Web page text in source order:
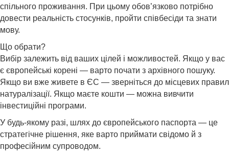
спільного проживання. При цьому обов’язково потрібно
довести реальність стосунків, пройти співбесіди та знати
мову.
Що обрати?
Вибір залежить від ваших цілей і можливостей. Якщо у вас
є європейські корені — варто почати з архівного пошуку.
Якщо ви вже живете в ЄС — зверніться до місцевих правил
натуралізації. Якщо маєте кошти — можна вивчити
інвестиційні програми.
У будь-якому разі, шлях до європейського паспорта — це
стратегічне рішення, яке варто приймати свідомо й з
професійним супроводом.